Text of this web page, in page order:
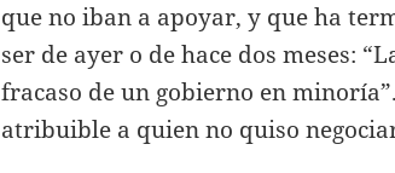
que no iban a apoyar, y que ha
ser de ayer o de hace dos meses:
fracaso de un gobierno en
atribuible a quien no quiso